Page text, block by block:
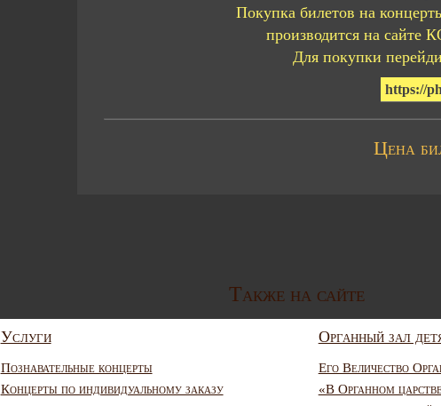
Покупка билетов на
производится на сайте
Для покупки
https://
Цена
Также на сайте
Услуги
Познавательные концерты
Концерты по индивидуальному заказу
Органный зал
Его Величество
«В Органном